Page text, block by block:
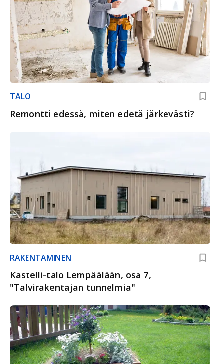
TALO
Remontti edessä, miten edetä järkevästi?
RAKENTAMINEN
Kastelli-talo Lempäälään, osa 7,
"Talvirakentajan tunnelmia"